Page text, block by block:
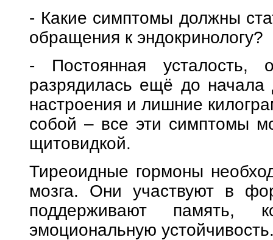
- Какие симптомы должны
обращения к эндокринологу?
- Постоянная усталость,
разрядилась ещё до начала
настроения и лишние
собой – все эти симптомы
щитовидкой.
Тиреоидные гормоны
мозга. Они участвуют в
поддерживают память,
эмоциональную